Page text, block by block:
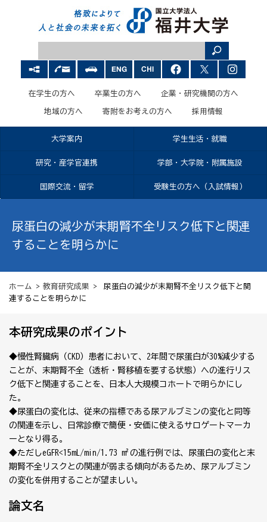
在学生の方へ 卒業生の方へ 企業・研究機関の方へ
地域の方へ 寄附をお考えの方へ 採用情報
大学案内 学生生活・就職
研究・産学官連携 学部・大学院・附属施設
国際交流・留学 受験生の方へ（入試情報）
尿蛋白の減少が末期腎不全リスク低下と関連
することを明らかに
ホーム > 教育研究成果 > 尿蛋白の減少が末期腎不全リスク低下と関
連することを明らかに
本研究成果のポイント
◆慢性腎臓病（CKD）患者において、2年間で尿蛋白が30%減少する
ことが、末期腎不全（透析・腎移植を要する状態）への進行リス
ク低下と関連することを、日本人大規模コホートで明らかにし
た。
◆尿蛋白の変化は、従来の指標である尿アルブミンの変化と同等
の関連を示し、日常診療で簡便・安価に使えるサロゲートマーカ
ーとなり得る。
◆ただしeGFR<15mL/min/1.73 m²の進行例では、尿蛋白の変化と末
期腎不全リスクとの関連が弱まる傾向があるため、尿アルブミン
の変化を併用することが望ましい。
論文名